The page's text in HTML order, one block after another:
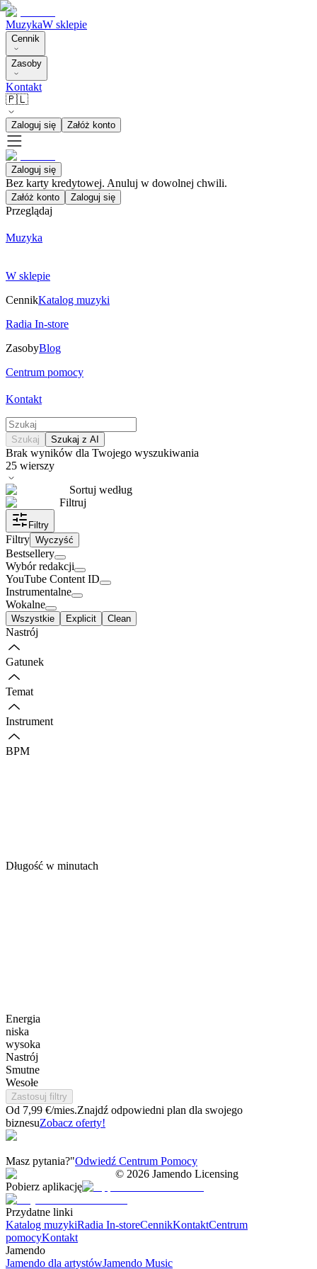
MuzykaW sklepie
Cennik
Zasoby
Kontakt
🇵🇱
Zaloguj się Załóż konto
Zaloguj się
Bez karty kredytowej. Anuluj w dowolnej chwili.
Załóż konto Zaloguj się
Przeglądaj
Muzyka
W sklepie
CennikKatalog muzyki
Radia In-store
ZasobyBlog
Centrum pomocy
Kontakt
Szukaj Szukaj z AI
Brak wyników dla Twojego wyszukiwania
25 wierszy
Sortuj według
Filtruj
Filtry
Filtry Wyczyść
Bestsellery
Wybór redakcji
YouTube Content ID
Instrumentalne
Wokalne
Wszystkie Explicit Clean
Nastrój
Gatunek
Temat
Instrument
BPM
Długość w minutach
Energia
niska
wysoka
Nastrój
Smutne
Wesołe
Zastosuj filtry
Od 7,99 €/mies.Znajdź odpowiedni plan dla swojego
biznesuZobacz oferty!
Masz pytania?"Odwiedź Centrum Pomocy
© 2026 Jamendo Licensing
Pobierz aplikację
Przydatne linki
Katalog muzykiRadia In-storeCennikKontaktCentrum
pomocyKontakt
Jamendo
Jamendo dla artystówJamendo Music